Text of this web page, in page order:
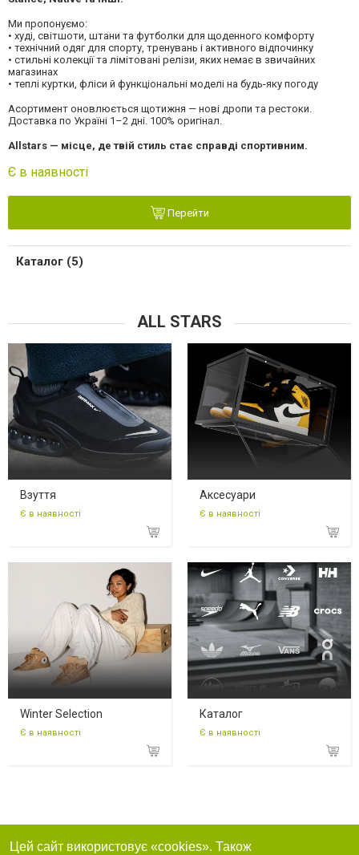
Ми пропонуємо:
• худі, світшоти, штани та футболки для щоденного комфорту
• технічний одяг для спорту, тренувань і активного відпочинку
• стильні колекції та лімітовані релізи, яких немає в звичайних
магазинах
• теплі куртки, фліси й функціональні моделі на будь-яку погоду
Асортимент оновлюється щотижня — нові дропи та рестоки.
Доставка по Україні 1–2 дні. 100% оригінал.
Allstars — місце, де твій стиль стає справді спортивним.
Є в наявності
Перейти
Каталог (5)
ALL STARS
Взуття
Є в наявності
Аксесуари
Є в наявності
Winter Selection
Є в наявності
Каталог
Є в наявності
Цей сайт використовує «cookies». Також